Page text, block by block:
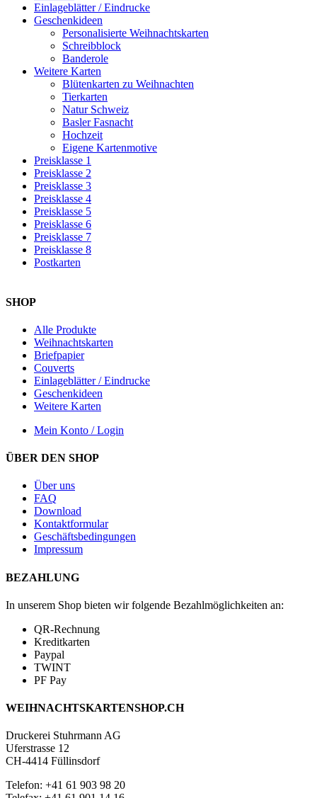
Einlageblätter / Eindrucke
Geschenkideen
Personalisierte Weihnachtskarten
Schreibblock
Banderole
Weitere Karten
Blütenkarten zu Weihnachten
Tierkarten
Natur Schweiz
Basler Fasnacht
Hochzeit
Eigene Kartenmotive
Preisklasse 1
Preisklasse 2
Preisklasse 3
Preisklasse 4
Preisklasse 5
Preisklasse 6
Preisklasse 7
Preisklasse 8
Postkarten
SHOP
Alle Produkte
Weihnachtskarten
Briefpapier
Couverts
Einlageblätter / Eindrucke
Geschenkideen
Weitere Karten
Mein Konto / Login
ÜBER DEN SHOP
Über uns
FAQ
Download
Kontaktformular
Geschäftsbedingungen
Impressum
BEZAHLUNG
In unserem Shop bieten wir folgende Bezahlmöglichkeiten an:
QR-Rechnung
Kreditkarten
Paypal
TWINT
PF Pay
WEIHNACHTSKARTENSHOP.CH
Druckerei Stuhrmann AG
Uferstrasse 12
CH-4414 Füllinsdorf
Telefon: +41 61 903 98 20